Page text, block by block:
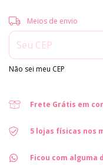
Entregas para o CEP:
Meios de envio
Não sei meu CEP
Frete Grátis em
5 lojas físicas nos
Ficou com alguma